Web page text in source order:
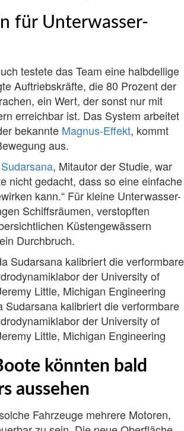
für Unterwasser-
testete das Team eine halbdellige
Auftriebskräfte, die 80 Prozent der
ein Wert, der sonst nur mit
erreichbar ist. Das System arbeitet
bekannte Magnus-Effekt, kommt
aus.
, Mitautor der Studie, war
nicht gedacht, dass so eine einfache
kann.“ Für kleine Unterwasser-
Schiffsräumen, verstopften
Küstengewässern
Durchbruch.
Sudarsana kalibriert die verformbare
der University of
Little, Michigan Engineering
könnten bald
aussehen
Fahrzeuge mehrere Motoren,